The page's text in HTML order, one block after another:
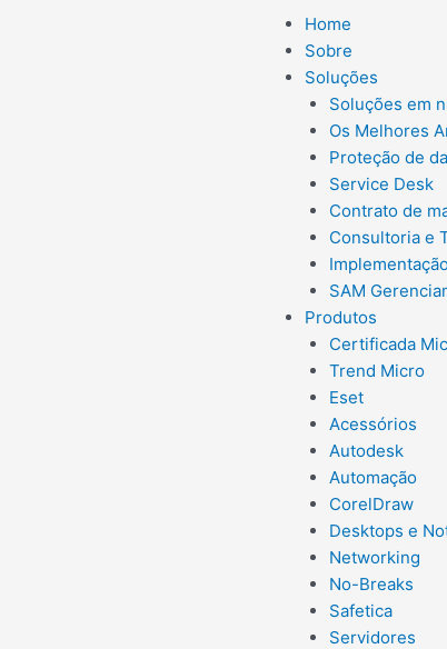
Home
Sobre
Soluções
Soluções em
Os Melhores
Proteção de
Service Desk
Contrato de
Consultoria e
SAM
Produtos
Certificada
Trend Micro
Eset
Acessórios
Autodesk
Automação
CorelDraw
Desktops e
Networking
No-Breaks
Safetica
Servidores